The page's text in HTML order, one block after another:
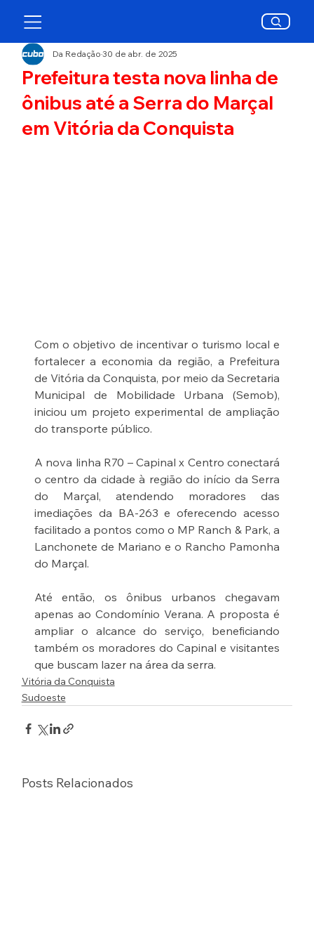
Prefeitura testa nova linha de
ônibus até a Serra do Marçal
em Vitória da Conquista
Da Redação30 de abr. de 2025
Com o objetivo de incentivar o turismo local e
fortalecer a economia da região, a Prefeitura
de Vitória da Conquista, por meio da Secretaria
Municipal de Mobilidade Urbana (Semob),
iniciou um projeto experimental de ampliação
do transporte público.
A nova linha R70 – Capinal x Centro conectará
o centro da cidade à região do início da Serra
do Marçal, atendendo moradores das
imediações da BA-263 e oferecendo acesso
facilitado a pontos como o MP Ranch & Park, a
Lanchonete de Mariano e o Rancho Pamonha
do Marçal.
Até então, os ônibus urbanos chegavam
apenas ao Condomínio Verana. A proposta é
ampliar o alcance do serviço, beneficiando
também os moradores do Capinal e visitantes
que buscam lazer na área da serra.
Vitória da Conquista
Sudoeste
Posts Relacionados